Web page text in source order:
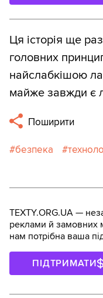
Ця історія ще
головних
найслабкішою
майже завжди є
Поширити
безпека
TEXTY.ORG.UA —
реклами й замовних
нам потрібна ваша
ПІДТРИМАТИ